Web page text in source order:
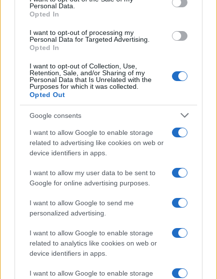
Personal Data.
Opted In
I want to opt-out of processing my
Personal Data for Targeted Advertising.
Opted In
I want to opt-out of Collection, Use,
Retention, Sale, and/or Sharing of my
Personal Data that Is Unrelated with the
Purposes for which it was collected.
Opted Out
Google consents
I want to allow Google to enable storage
related to advertising like cookies on web or
device identifiers in apps.
I want to allow my user data to be sent to
Google for online advertising purposes.
I want to allow Google to send me
personalized advertising.
I want to allow Google to enable storage
related to analytics like cookies on web or
device identifiers in apps.
I want to allow Google to enable storage